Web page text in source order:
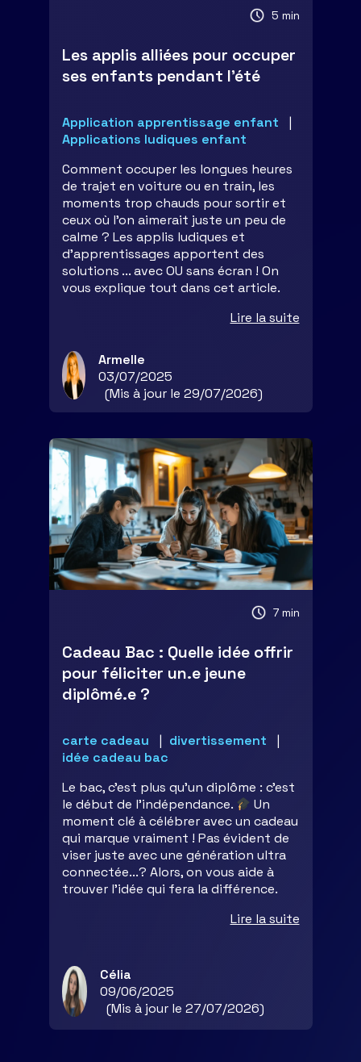
5 min
Les applis alliées pour occuper
ses enfants pendant l’été
Application apprentissage enfant
Applications ludiques enfant
Comment occuper les longues heures
de trajet en voiture ou en train, les
moments trop chauds pour sortir et
ceux où l’on aimerait juste un peu de
calme ? Les applis ludiques et
d'apprentissages apportent des
solutions ... avec OU sans écran ! On
vous explique tout dans cet article.
Lire la suite
Armelle
03/07/2025
(Mis à jour le 29/07/2026)
7 min
Cadeau Bac : Quelle idée offrir
pour féliciter un.e jeune
diplômé.e ?
carte cadeau
divertissement
idée cadeau bac
Le bac, c’est plus qu’un diplôme : c’est
le début de l’indépendance.
Un
moment clé à célébrer avec un cadeau
qui marque vraiment ! Pas évident de
viser juste avec une génération ultra
connectée...? Alors, on vous aide à
trouver l’idée qui fera la différence.
Lire la suite
Célia
09/06/2025
(Mis à jour le 27/07/2026)